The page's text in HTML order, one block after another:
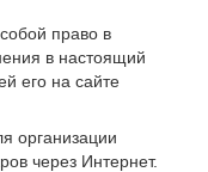
право в
в настоящий
его на сайте
организации
через Интернет.